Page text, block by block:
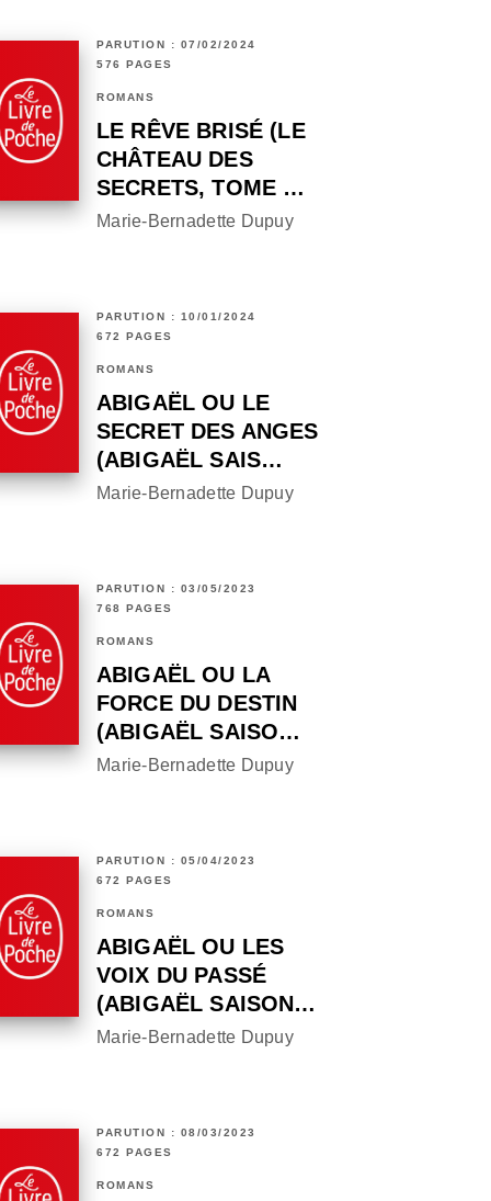
PARUTION : 07/02/2024
576 PAGES
ROMANS
LE RÊVE BRISÉ (LE
CHÂTEAU DES
SECRETS, TOME …
Marie-Bernadette Dupuy
PARUTION : 10/01/2024
672 PAGES
ROMANS
ABIGAËL OU LE
SECRET DES ANGES
(ABIGAËL SAIS…
Marie-Bernadette Dupuy
PARUTION : 03/05/2023
768 PAGES
ROMANS
ABIGAËL OU LA
FORCE DU DESTIN
(ABIGAËL SAISO…
Marie-Bernadette Dupuy
PARUTION : 05/04/2023
672 PAGES
ROMANS
ABIGAËL OU LES
VOIX DU PASSÉ
(ABIGAËL SAISON…
Marie-Bernadette Dupuy
PARUTION : 08/03/2023
672 PAGES
ROMANS